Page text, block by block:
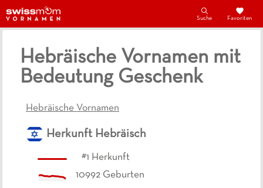
Suche Favoriten
Hebräische Vornamen mit
Bedeutung Geschenk
Hebräische Vornamen
Herkunft Hebräisch
#1 Herkunft
10992 Geburten